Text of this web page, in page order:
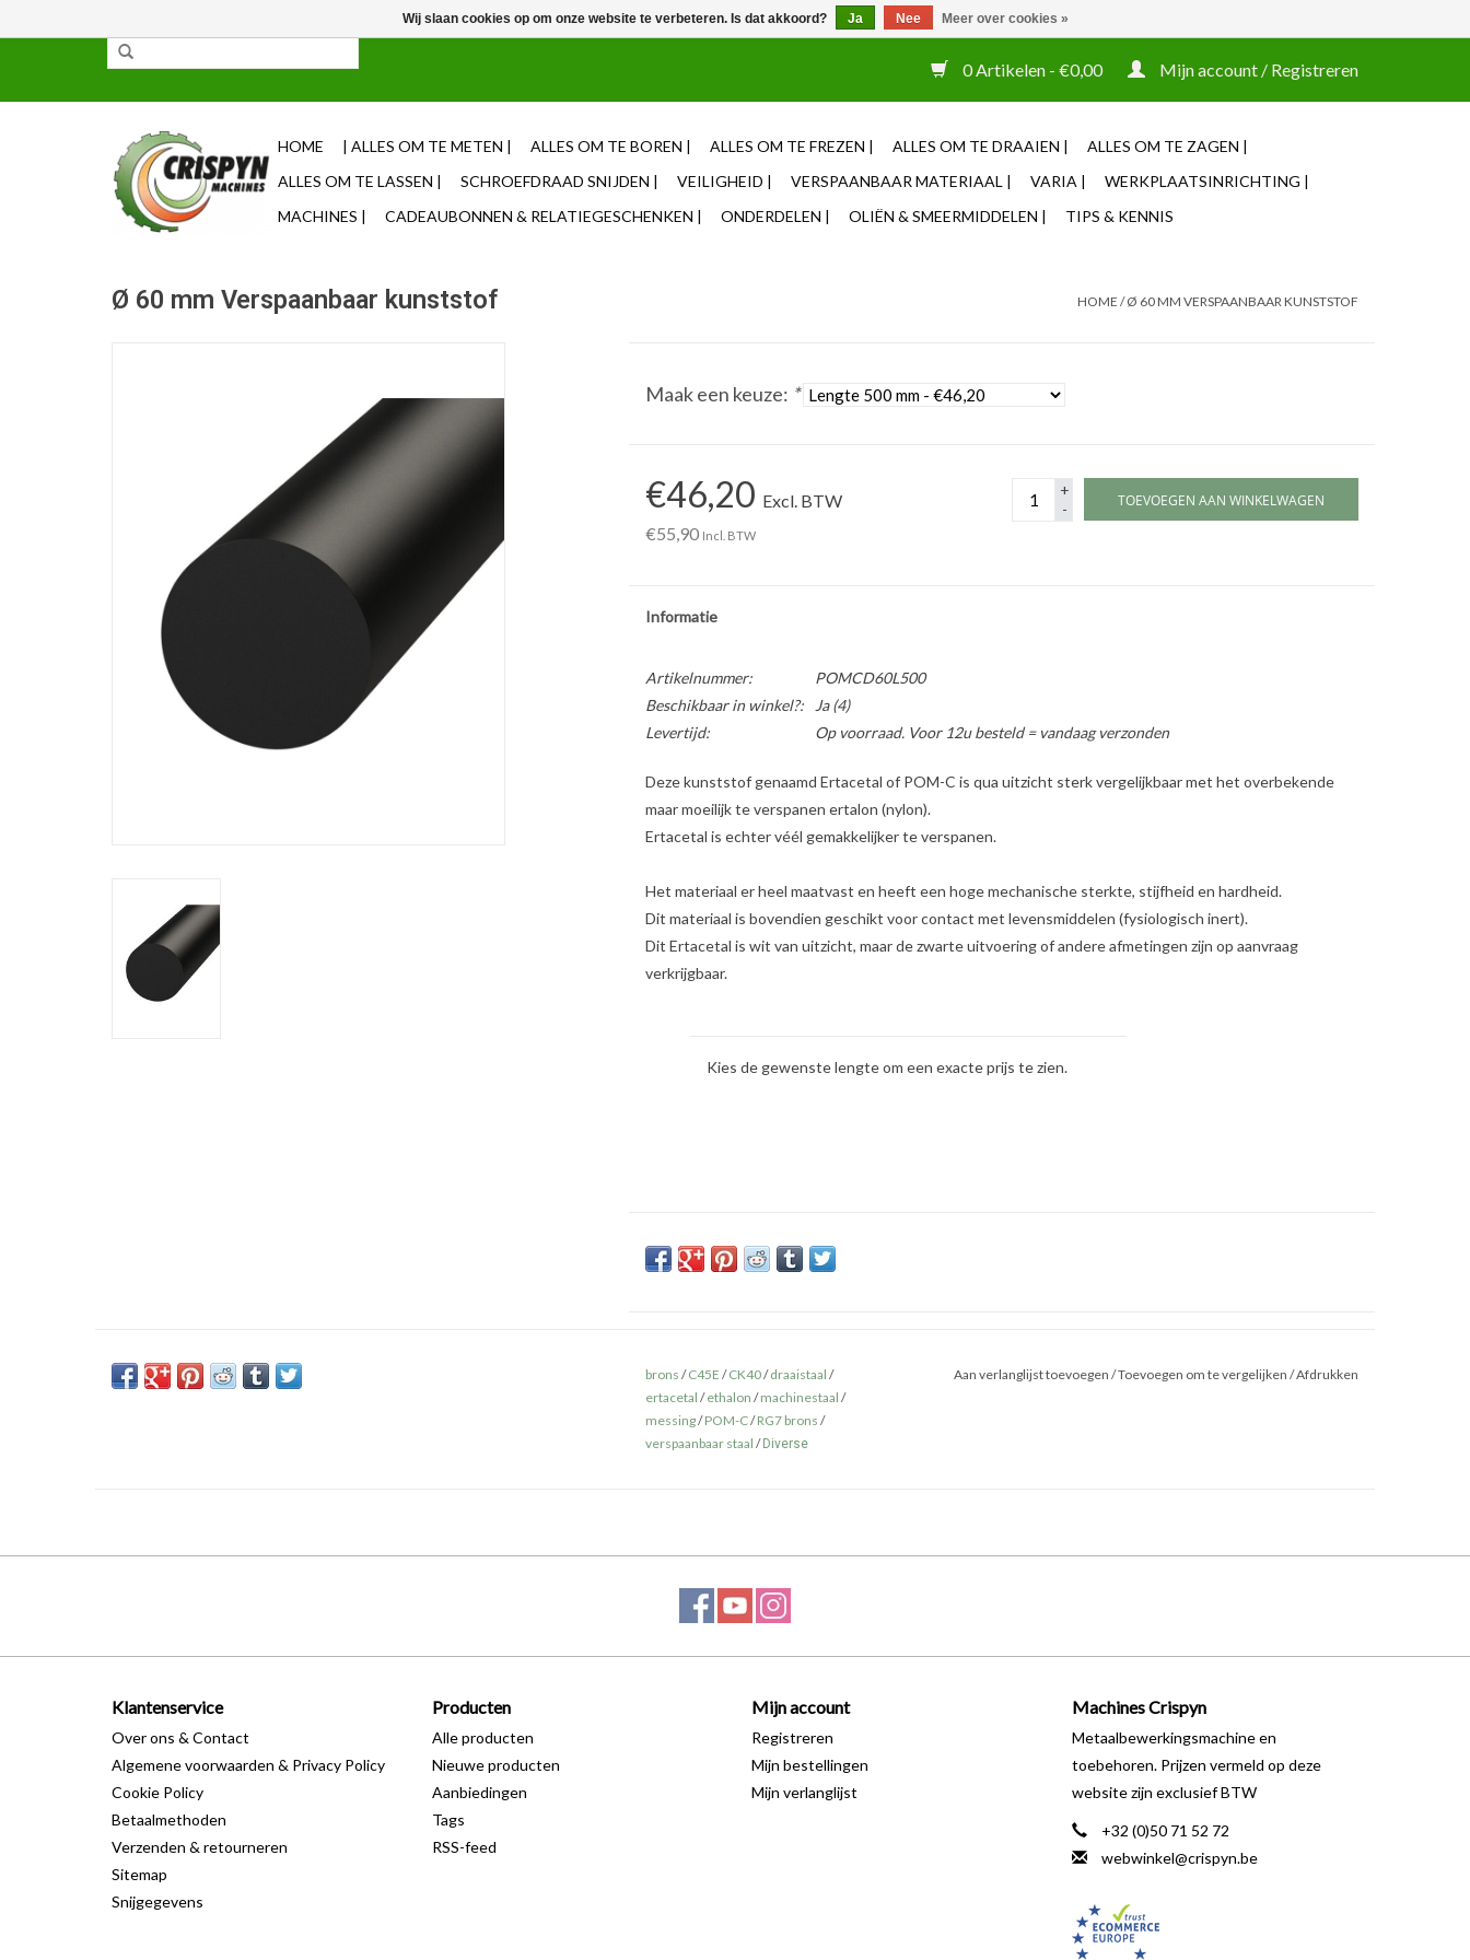
0 Artikelen - €0,00 Mijn account / Registreren
HOME | ALLES OM TE METEN | ALLES OM TE BOREN | ALLES OM TE FREZEN | ALLES OM TE DRAAIEN |
ALLES OM TE ZAGEN |
ALLES OM TE LASSEN |
SCHROEFDRAAD SNIJDEN | VEILIGHEID | VERSPAANBAAR MATERIAAL | VARIA |
WERKPLAATSINRICHTING |
MACHINES |
CADEAUBONNEN & RELATIEGESCHENKEN | ONDERDELEN | OLIËN & SMEERMIDDELEN | TIPS & KENNIS
Ø 60 mm Verspaanbaar kunststof HOME /Ø 60 MM VERSPAANBAAR KUNSTSTOF
Maak een keuze: *
€46,20 Excl. BTW
€55,90 Incl. BTW
+
-
TOEVOEGEN AAN WINKELWAGEN
Informatie
Artikelnummer:
POMCD60L500
Beschikbaar in winkel?:
Ja(4)
Levertijd:
Op voorraad. Voor 12u besteld = vandaag verzonden
Deze kunststof genaamd Ertacetal of POM-C is qua uitzicht sterk vergelijkbaar met het overbekende
maar moeilijk te verspanen ertalon (nylon).
Ertacetal is echter véél gemakkelijker te verspanen.
Het materiaal er heel maatvast en heeft een hoge mechanische sterkte, stijfheid en hardheid.
Dit materiaal is bovendien geschikt voor contact met levensmiddelen (fysiologisch inert).
Dit Ertacetal is wit van uitzicht, maar de zwarte uitvoering of andere afmetingen zijn op aanvraag
verkrijgbaar.
Kies de gewenste lengte om een exacte prijs te zien.
brons /C45E /CK40/draaistaal /
ertacetal /ethalon /machinestaal /
messing/POM-C/RG7 brons /
verspaanbaar staal / Diverse
Aan verlanglijst toevoegen /Toevoegen om te vergelijken /Afdrukken
Klantenservice
Over ons & Contact
Algemene voorwaarden & Privacy Policy
Cookie Policy
Betaalmethoden
Verzenden & retourneren
Sitemap
Snijgegevens
Producten
Alle producten
Nieuwe producten
Aanbiedingen
Tags
RSS-feed
Mijn account
Registreren
Mijn bestellingen
Mijn verlanglijst
Machines Crispyn
Metaalbewerkingsmachine en
toebehoren. Prijzen vermeld op deze
website zijn exclusief BTW
+32 (0)50 71 52 72
webwinkel@crispyn.be
Wij slaan cookies op om onze website te verbeteren. Is dat akkoord? Ja Nee Meer over cookies »
✓ 85% uit voorraad leverbaar ✓ Op werkdagen voor 12u besteld, zelfde dag verzonden ✓ Eigen adviseurs ✓ Naast tooling ook machines Zakelijke login mogelijk